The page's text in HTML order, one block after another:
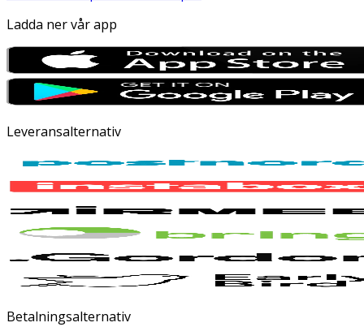
Ladda ner vår app
Leveransalternativ
Betalningsalternativ